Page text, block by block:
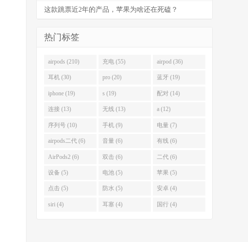
这款跳票近2年的产品，苹果为啥还在死磕？
热门标签
airpods (210) 充电 (55) airpod (36)
耳机 (30) pro (20) 蓝牙 (19)
iphone (19) s (19) 配对 (14)
连接 (13) 无线 (13) a (12)
序列号 (10) 手机 (9) 电量 (7)
airpods二代 (6) 音量 (6) 有线 (6)
AirPods2 (6) 双击 (6) 二代 (6)
设备 (5) 电池 (5) 苹果 (5)
点击 (5) 防水 (5) 安卓 (4)
siri (4) 耳塞 (4) 国行 (4)